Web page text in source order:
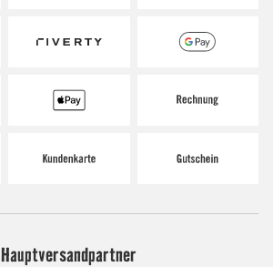
Hauptversandpartner